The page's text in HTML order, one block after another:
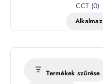
é
s
CCT (0)
Alkalmaz
Termékek szűrése